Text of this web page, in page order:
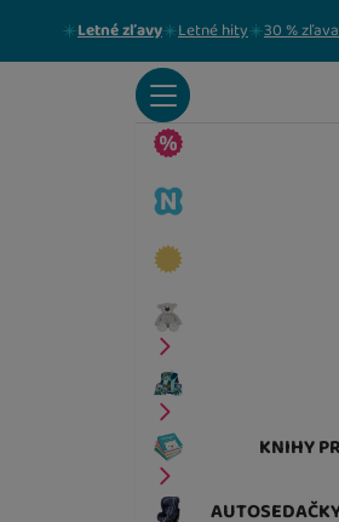
Letné zľavy Letné hity 30 %
KNIHY